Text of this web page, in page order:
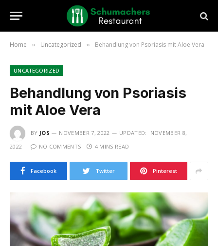
Home » Uncategorized » Behandlung von Psoriasis mit Aloe Vera
UNCATEGORIZED
Behandlung von Psoriasis
mit Aloe Vera
BY JOS NOVEMBER 7, 2022 UPDATED:
NOVEMBER 8,
2022
NO COMMENTS 4 MINS READ
Facebook Twitter Pinterest